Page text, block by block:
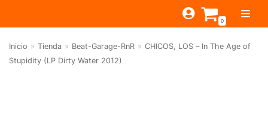
al
contenido
0
Inicio » Tienda » Beat-Garage-RnR » CHICOS, LOS – In The Age of
Stupidity (LP Dirty Water 2012)